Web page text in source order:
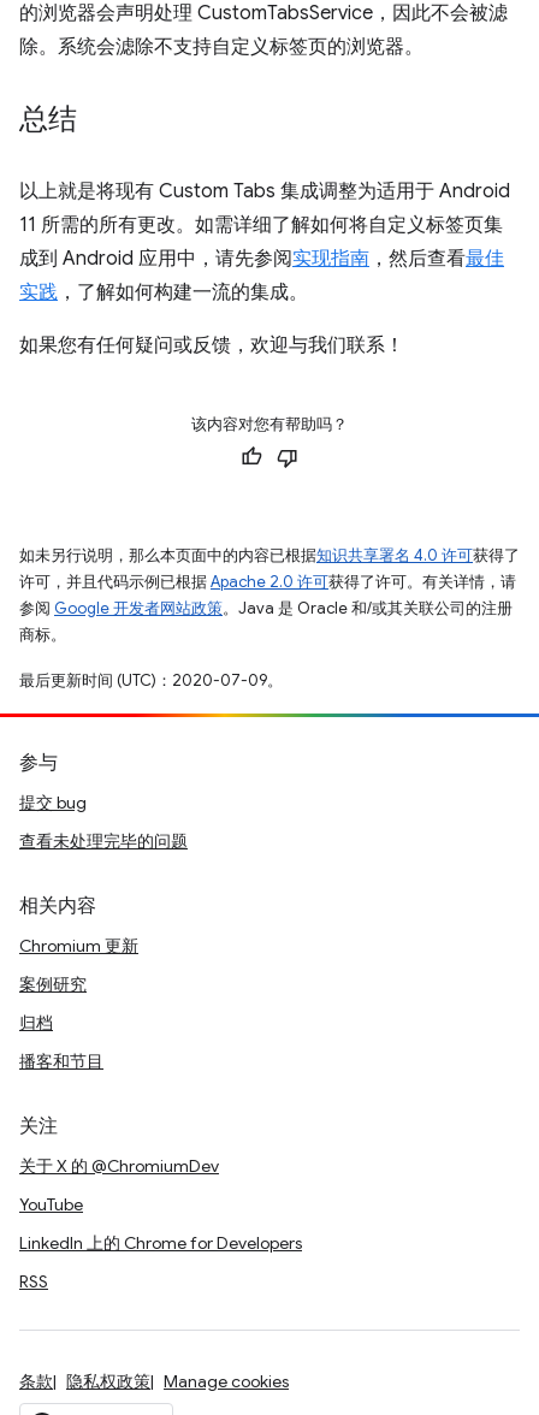
的浏览器会声明处理 CustomTabsService，因此不会被滤
除。系统会滤除不支持自定义标签页的浏览器。
总结
以上就是将现有 Custom Tabs 集成调整为适用于 Android
11 所需的所有更改。如需详细了解如何将自定义标签页集
成到 Android 应用中，请先参阅实现指南 ，然后查看最佳
实践 ，了解如何构建一流的集成。
如果您有任何疑问或反馈，欢迎与我们联系！
该内容对您有帮助吗？
如未另行说明，那么本页面中的内容已根据知识共享署名 4.0 许可获得了
许可，并且代码示例已根据Apache 2.0 许可获得了许可。有关详情，请
参阅 Google 开发者网站政策。Java 是 Oracle 和/或其关联公司的注册
商标。
最后更新时间 (UTC)：2020-07-09。
参与
提交 bug
查看未处理完毕的问题
相关内容
Chromium 更新
案例研究
归档
播客和节目
关注
关于 X 的 @ChromiumDev
YouTube
LinkedIn 上的 Chrome for Developers
RSS
条款 隐私权政策 Manage cookies